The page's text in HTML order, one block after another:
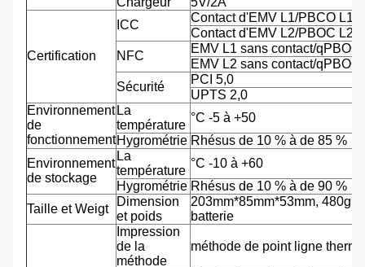
Certification
ICC
Contact d'EMV L1/PBCO L1
Contact d'EMV L2/PBOC L2
NFC
EMV L1 sans contact/qPBOC
EMV L2 sans contact/qPBOC
Sécurité
PCI 5,0
UPTS 2,0
Environnement
de
fonctionnement
La
température
°C -5 à +50
Hygrométrie Rhésus de 10 % à de 85 %
Environnement
de stockage
La
température
°C -10 à +60
Hygrométrie Rhésus de 10 % à de 90 %
Taille et Weigt
Dimension
et poids
203mm*85mm*53mm, 480g
batterie
Impression
de la
méthode
méthode de point ligne